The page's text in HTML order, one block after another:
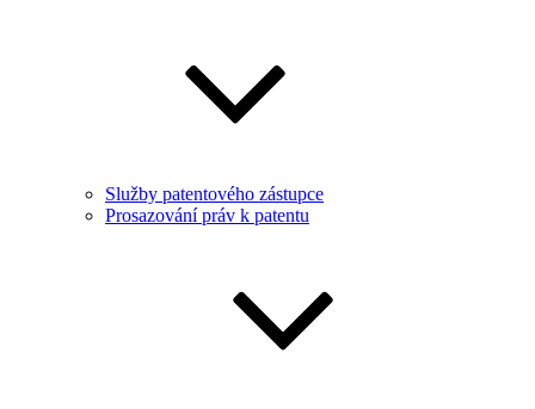
Služby patentového zástupce
Prosazování práv k patentu